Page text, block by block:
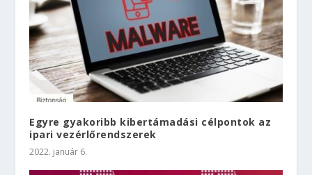
Egyre gyakoribb kibertámadási célpontok az
ipari vezérlőrendszerek
2022. január 6.